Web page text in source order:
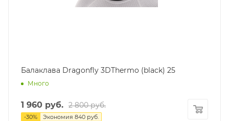
Балаклава Dragonfly 3DThermo (black) 25
Много
1 960 руб. 2 800руб.
-30% Экономия 840 руб.